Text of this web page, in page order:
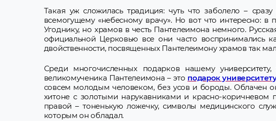
Такая уж сложилась традиция: чуть что заболело –
всемогущему «небесному врачу». Но вот что интересно:
Угоднику, но храмов в честь Пантелеимона немного.
официальной Церковью все они часто воспринимались
двойственности, посвященных Пантелеимону храмов так
Среди многочисленных подарков нашему
великомученика Пантелеимона – это подарок
совсем молодым человеком, без усов и бороды. Облачен
хитоне с золотыми нарукавниками и красно-коричневом
правой – тоненькую ложечку, символы медицинского
которым он обладал.